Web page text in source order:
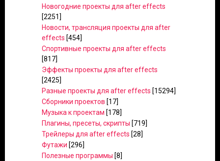
Новогодние проекты для after effects
[2251]
Новости, трансляция проекты для after
effects [454]
Спортивные проекты для after effects
[817]
Эффекты проекты для after effects
[2425]
Разные проекты для after effects [15294]
Сборники проектов [17]
Музыка к проектам [178]
Плагины, пресеты, скрипты [719]
Трейлеры для after effects [28]
Футажи [296]
Полезные программы [8]